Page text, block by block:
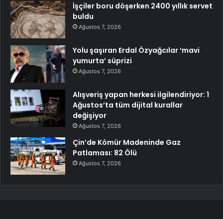
İşçiler boru döşerken 2400 yıllık servet
buldu
Ağustos 7, 2026
Yolu şaşıran Erdal Özyağcılar ‘mavi
yumurta’ süprizi
Ağustos 7, 2026
Alışveriş yapan herkesi ilgilendiriyor: 1
Ağustos’ta tüm dijital kurallar
değişiyor
Ağustos 7, 2026
Çin’de Kömür Madeninde Gaz
Patlaması: 82 Ölü
Ağustos 7, 2026